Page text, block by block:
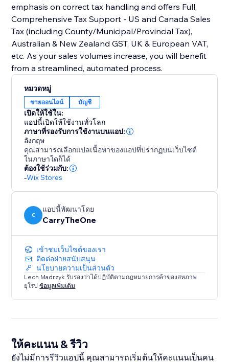
emphasis on correct tax handling and offers Full,
Comprehensive Tax Support - US and Canada Sales
Tax (including County/Municipal/Provincial Tax),
Australian & New Zealand GST, UK & European VAT,
etc. As your sales volumes increase, you will benefit
from a streamlined, automated process.
หมวดหมู่
ขายออนไลน์ บัญชี
เปิดให้ใช้ใน:
แอปนี้เปิดให้ใช้งานทั่วโลก
ภาษาที่รองรับการใช้งานบนแอป:
อังกฤษ
คุณสามารถเลือกแปลเนื้อหาของแอปที่ปรากฏบนเว็บไซต์
ในภาษาใดก็ได้
ต้องใช้ร่วมกับ:
-Wix Stores
C
แอปนี้พัฒนาโดย
CarryTheOne
เข้าชมเว็บไซต์ของเรา
ติดต่อฝ่ายสนับสนุน
นโยบายความเป็นส่วนตัว
Lech Madrzyk รับรองว่าได้ปฏิบัติตามกฏหมายการค้าของสหภาพ
ยุโรปข้อมูลเพิ่มเติม
ให้คะแนน & รีวิว
ยังไม่มีการรีวิวแอปนี้ คุณสามารถเริ่มต้นให้คะแนนเป็นคน